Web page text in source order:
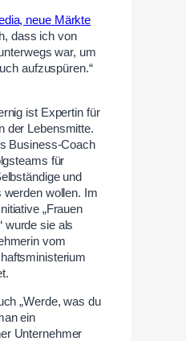
dass ich von
war, um
aufzuspüren.“
ist Expertin für
der Lebensmitte.
Business-Coach
für
und
werden wollen. Im
„Frauen
wurde sie als
vom
„Werde, was du
ein
Unternehmer